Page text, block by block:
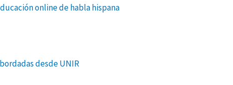
online de habla hispana
desde UNIR